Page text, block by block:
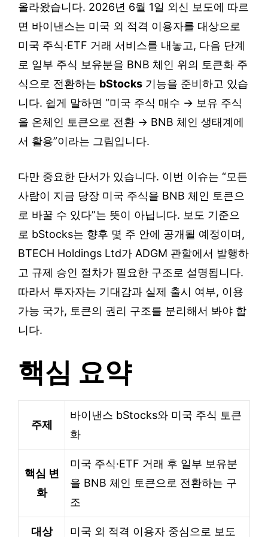
올라왔습니다. 2026년 6월 1일 외신 보도에 따르
면 바이낸스는 미국 외 적격 이용자를 대상으로
미국 주식·ETF 거래 서비스를 내놓고, 다음 단계
로 일부 주식 보유분을 BNB 체인 위의 토큰화 주
식으로 전환하는 bStocks 기능을 준비하고 있습
니다. 쉽게 말하면 “미국 주식 매수 → 보유 주식
을 온체인 토큰으로 전환 → BNB 체인 생태계에
서 활용”이라는 그림입니다.
다만 중요한 단서가 있습니다. 이번 이슈는 “모든
사람이 지금 당장 미국 주식을 BNB 체인 토큰으
로 바꿀 수 있다”는 뜻이 아닙니다. 보도 기준으
로 bStocks는 향후 몇 주 안에 공개될 예정이며,
BTECH Holdings Ltd가 ADGM 관할에서 발행하
고 규제 승인 절차가 필요한 구조로 설명됩니다.
따라서 투자자는 기대감과 실제 출시 여부, 이용
가능 국가, 토큰의 권리 구조를 분리해서 봐야 합
니다.
핵심 요약
주제
바이낸스 bStocks와 미국 주식 토큰
화
핵심 변
화
미국 주식·ETF 거래 후 일부 보유분
을 BNB 체인 토큰으로 전환하는 구
조
대상 미국 외 적격 이용자 중심으로 보도